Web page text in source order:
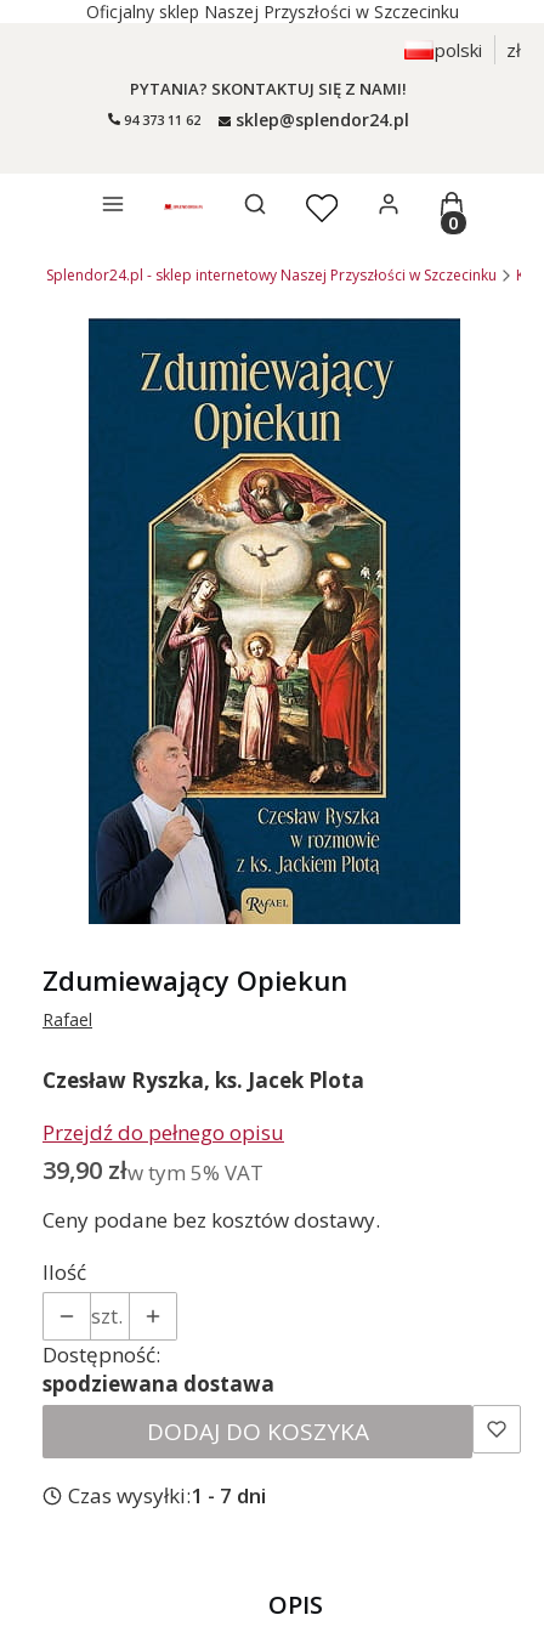
Oficjalny sklep Naszej Przyszłości w Szczecinku
polski zł
PYTANIA? SKONTAKTUJ SIĘ Z NAMI!
94 373 11 62 sklep@splendor24.pl
Otwórz wyszukiwarkęProdukty
Splendor24.pl - sklep internetowy Naszej Przyszłości w Szczecinku
Zdumiewający Opiekun
Rafael
Czesław Ryszka, ks. Jacek Plota
Przejdź do pełnego opisu
Cena
39,90 złw tym 5% VAT
w tym 5% VAT
Ceny podane bez kosztów dostawy.
Ilość
szt.
Dostępność:
spodziewana dostawa
DODAJ DO KOSZYKA
Czas wysyłki:1 - 7 dni
OPIS